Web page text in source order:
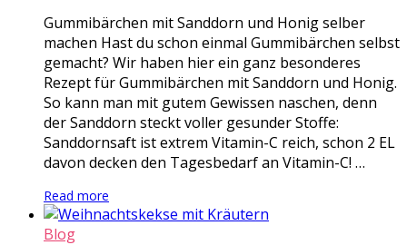
Gummibärchen mit Sanddorn und Honig selber
machen Hast du schon einmal Gummibärchen selbst
gemacht? Wir haben hier ein ganz besonderes
Rezept für Gummibärchen mit Sanddorn und Honig.
So kann man mit gutem Gewissen naschen, denn
der Sanddorn steckt voller gesunder Stoffe:
Sanddornsaft ist extrem Vitamin-C reich, schon 2 EL
davon decken den Tagesbedarf an Vitamin-C! …
Read more
Blog